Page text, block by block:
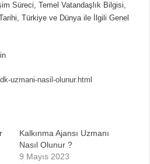
Süreci, Temel Vatandaşlık Bilgisi,
Türkiye ve Dünya ile İlgili Genel
uzmani-nasil-olunur.html
Kalkınma Ajansı Uzmanı
Nasıl Olunur ?
9 Mayıs 2023